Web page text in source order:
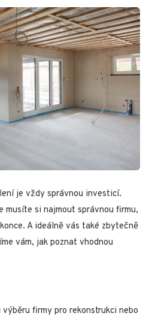
je vždy správnou investicí.
si najmout správnou firmu,
A ideálně vás také zbytečně
vám, jak poznat vhodnou
firmy pro rekonstrukci nebo